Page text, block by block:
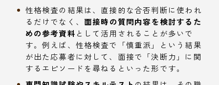
性格検査の結果は、直接的な合否判断に使われ
るだけでなく、 面接時の質問内容を検討するた
めの参考資料 として活用されることが多いで
す。例えば、性格検査で「慎重派」という結果
が出た応募者に対して、面接で「決断力」に関
するエピソードを尋ねるといった形です。